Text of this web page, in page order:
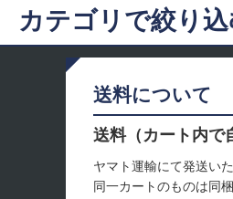
カテゴリで絞り
BMW (全商品)
フロントドア
送料について
送料（カート内で
ヤマト運輸にて発送い
同一カートのものは同梱